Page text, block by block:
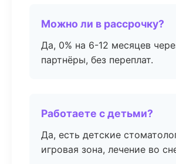
Можно ли в рассрочку?
Да, 0% на 6-12 месяцев
партнёры, без переплат.
Работаете с детьми?
Да, есть детские
игровая зона, лечение во